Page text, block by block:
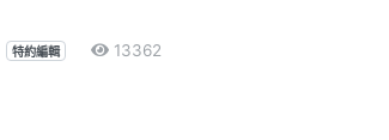
特約編輯 13362